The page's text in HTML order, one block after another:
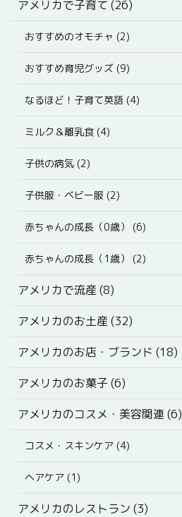
アメリカで子育て (26)
おすすめのオモチャ (2)
おすすめ育児グッズ (9)
なるほど！子育て英語 (4)
ミルク＆離乳食 (4)
子供の病気 (2)
子供服・ベビー服 (2)
赤ちゃんの成長（0歳） (6)
赤ちゃんの成長（1歳） (2)
アメリカで流産 (8)
アメリカのお土産 (32)
アメリカのお店・ブランド (18)
アメリカのお菓子 (6)
アメリカのコスメ・美容関連 (6)
コスメ・スキンケア (4)
ヘアケア (1)
アメリカのレストラン (3)